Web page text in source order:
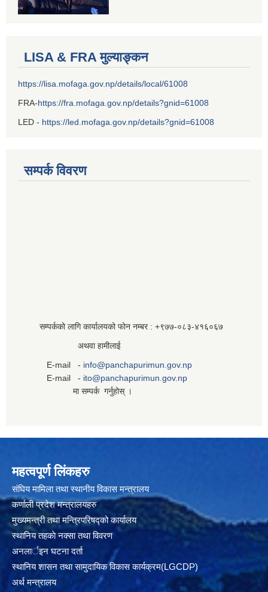
LISA & FRA मुल्याङ्कन
https://lisa.mofaga.gov.np/details/local/61008
FRA-https://fra.mofaga.gov.np/details?gnid=61008
LED - https://led.mofaga.gov.np/details?gnid=61008
सम्पर्क विवरण
सम्पर्कको लागि कार्यालयको फोन नम्बर : +९७७-०८३‍-४१६०६७
अथवा हामीलाई
E-mail - info@panchapurimun.gov.np
E-mail - ito@panchapurimun.gov.np
मा सम्पर्क गर्नुहोस् ।
महत्वपूर्ण लिंकहरु
संघिय मामिला तथा स्थानीय विकास मन्त्रालय
कर्णाली प्रदेश मन्त्रालयहरु
मुख्यमन्त्री तथा मन्त्रिपरिषद्को कार्यालय
स्थानिय तहकाे नक्सा तथा विवरण
अनलार्इन घटना दर्ता
स्थानिय शासन तथा सामुदायिक विकास कार्यक्रम(LGCDP)
अर्थ मन्त्रालय